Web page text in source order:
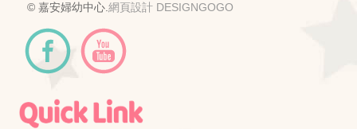
© 嘉安婦幼中心.網頁設計 DESIGNGOGO